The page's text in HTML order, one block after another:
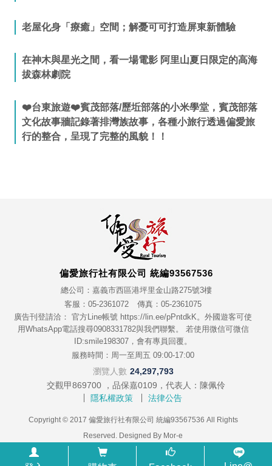
老屋化身「療癒」空間；解憂可可打造屏東新體驗
在神木與星光之間，看一場電影 阿里山夏日限定的高海
拔森林劇院
❤️台東旅遊❤️賓茂部落/歷坵部落的小米學堂，賓茂部落
文化故事牆記錄著排灣族故事，各種小旅行透過偏愛旅
行的整合，呈現了完整的風貌！！
偏愛旅行社有限公司 統編93567536
總公司：嘉義市西區港坪里金山路275號3樓
客服：05-2361072
傳真：05-2361075
廣告刊登請洽： 官方Line帳號 https://lin.ee/pPntdkK。外國遊客可使
用WhatsApp電話搜尋0908331782與我們聯繫。 若使用微信可微信
ID:smile198307，會有專員回覆。
服務時間：周一至周五 09:00-17:00
瀏覽人數 24,297,793
交觀甲869700 ，品保嘉0109，代表人：陳佩伶
隱私權政策
法律公告
Copyright © 2017 偏愛旅行社有限公司 統編93567536 All Rights
Reserved. Designed By Mor-e